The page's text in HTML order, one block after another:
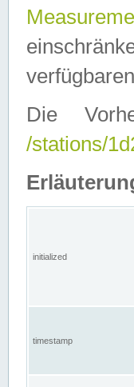
Die
/stations/
initialized
timestamp